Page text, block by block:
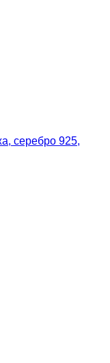
серебро 925,